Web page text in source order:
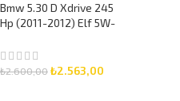
Bmw 5.30 D Xdrive 245
Hp (2011-2012) Elf 5W-
Bakım Seti 3 Parça Set
₺2.600,00₺2.563,00